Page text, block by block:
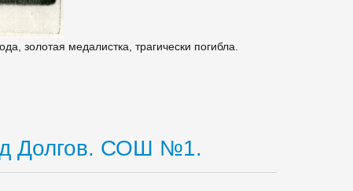
золотая медалистка, трагически погибла.
Долгов. СОШ №1.